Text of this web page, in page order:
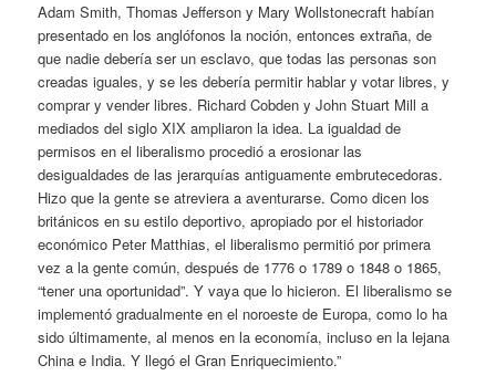
Adam Smith, Thomas Jefferson y Mary Wollstonecraft habían
presentado en los anglófonos la noción, entonces extraña, de
que nadie debería ser un esclavo, que todas las personas son
creadas iguales, y se les debería permitir hablar y votar libres, y
comprar y vender libres. Richard Cobden y John Stuart Mill a
mediados del siglo XIX ampliaron la idea. La igualdad de
permisos en el liberalismo procedió a erosionar las
desigualdades de las jerarquías antiguamente embrutecedoras.
Hizo que la gente se atreviera a aventurarse. Como dicen los
británicos en su estilo deportivo, apropiado por el historiador
económico Peter Matthias, el liberalismo permitió por primera
vez a la gente común, después de 1776 o 1789 o 1848 o 1865,
“tener una oportunidad”. Y vaya que lo hicieron. El liberalismo se
implementó gradualmente en el noroeste de Europa, como lo ha
sido últimamente, al menos en la economía, incluso en la lejana
China e India. Y llegó el Gran Enriquecimiento.”